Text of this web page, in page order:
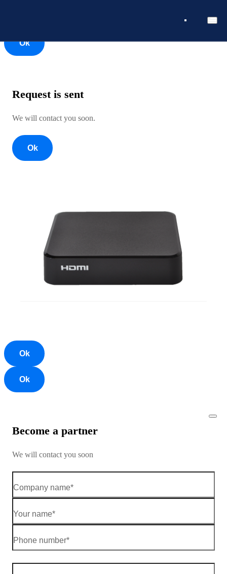
Ok
Request is sent
We will contact you soon.
Ok
Ok
Ok
Become a partner
We will contact you soon